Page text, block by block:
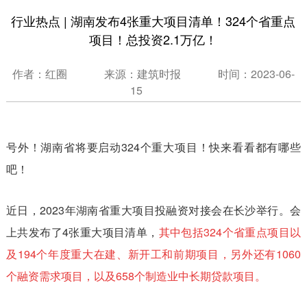
行业热点 | 湖南发布4张重大项目清单！324个省重点
项目！总投资2.1万亿！
作者：红圈 来源：建筑时报
时间：2023-06-
15
号外！湖南省将要启动324个重大项目！快来看看都有哪些
吧！
近日，2023年湖南省重大项目投融资对接会在长沙举行。会
上共发布了4张重大项目清单， 其中包括324个省重点项目以
及194个年度重大在建、新开工和前期项目，另外还有1060
个融资需求项目，以及658个制造业中长期贷款项目。